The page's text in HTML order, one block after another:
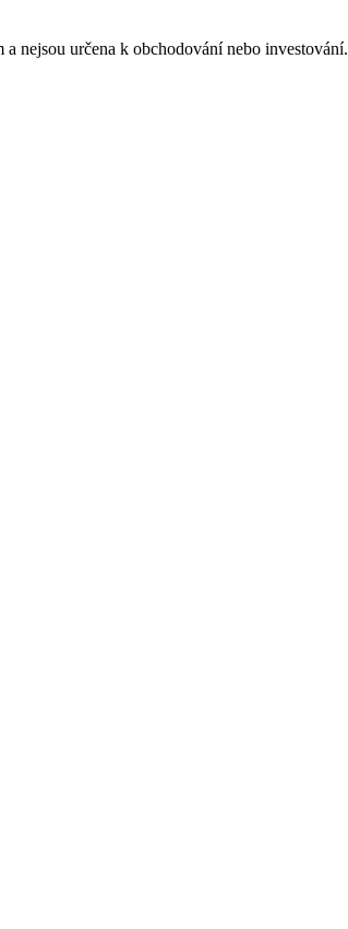
nejsou určena k obchodování nebo investování.